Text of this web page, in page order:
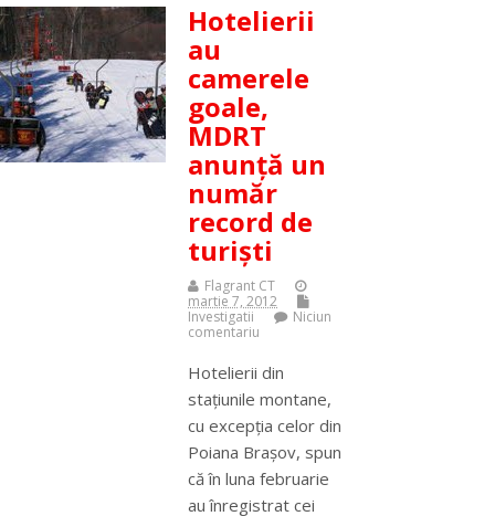
Hotelierii
au
camerele
goale,
MDRT
anunţă un
număr
record de
turişti
Flagrant CT
martie 7, 2012
Investigatii
Niciun
comentariu
Hotelierii din
staţiunile montane,
cu excepţia celor din
Poiana Braşov, spun
că în luna februarie
au înregistrat cei